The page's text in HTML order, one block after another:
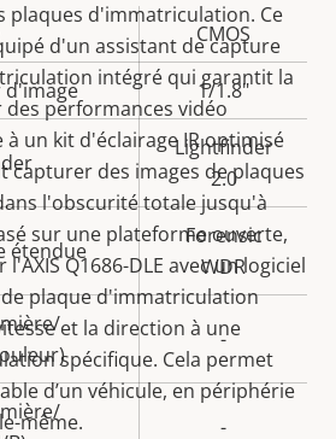
plaques d'immatriculation. Ce
d'un assistant de capture
intégré qui garantit la
performances vidéo
à un kit d'éclairage IR optimisé
capturer des images de plaques
l'obscurité totale jusqu'à
sur une plateforme ouverte,
Q1686-DLE avec un logiciel
plaque d'immatriculation
et la direction à une
spécifique. Cela permet
d’un véhicule, en périphérie
même.
Valeur de
la
propriété
CMOS
d'image 1/1.8"
Lightfinder
2.0
étendue
Forensic
WDR
-
-